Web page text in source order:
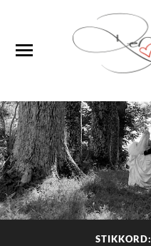
STIKKORD: